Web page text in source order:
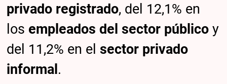
privado registrado, del 12,1% en
los empleados del sector público y
del 11,2% en elsector privado
informal .